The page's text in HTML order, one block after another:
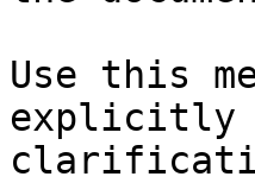
Use this
explicitly